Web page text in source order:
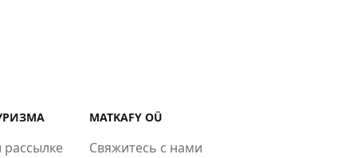
MATKAFY OÜ
Свяжитесь с нами